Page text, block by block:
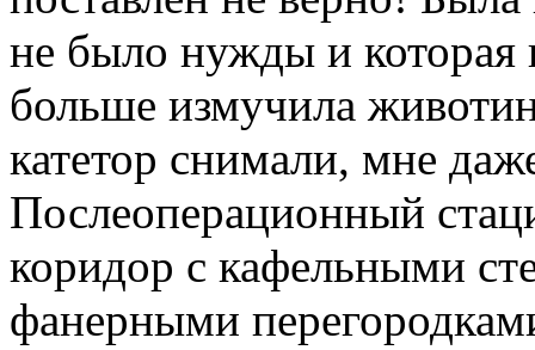
не было нужды и которая
больше измучила
катетор снимали, мне
Послеоперационный
коридор с кафельными
фанерными